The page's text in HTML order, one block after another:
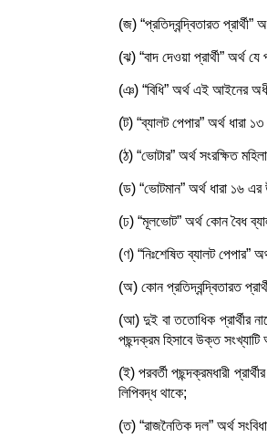
(জ) “প্রতিদ্বন্দ্বিতারত প্রার্থী”
(ঝ) “বাদ দেওয়া প্রার্থী” অর্থ যে
(ঞ) “বিধি” অর্থ এই আইনের
(ট) “ব্যালট পেপার” অর্থ ধারা
(ঠ) “ভোটার” অর্থ সংরক্ষিত
(ড) “ভোটমান” অর্থ ধারা ১৬
(ঢ) “মূলভোট” অর্থ কোন বৈধ
(ণ) “নিঃশেষিত ব্যালট পেপার”
(অ) কোন প্রতিদ্বন্দ্বিতারত
(আ) দুই বা ততোধিক প্রার্থীর
পছন্দক্রম হিসাবে উক্ত
(ই) পরবর্তী পছন্দক্রমধারী
লিপিবদ্ধ থাকে;
(ত) “রাজনৈতিক দল” অর্থ